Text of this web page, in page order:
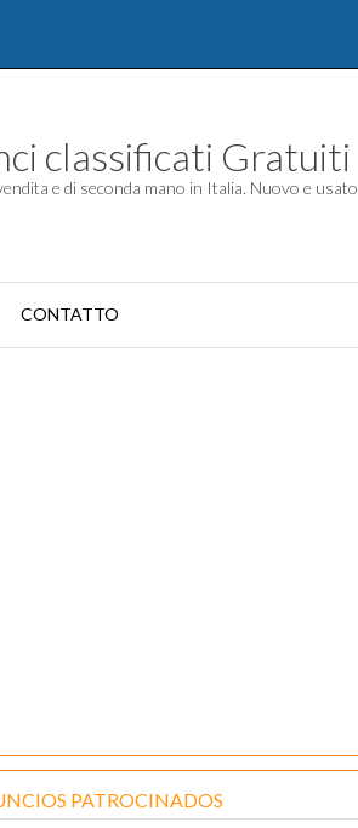
classificati Gratuiti
e di seconda mano in Italia. Nuovo e usato
CONTATTO
PATROCINADOS